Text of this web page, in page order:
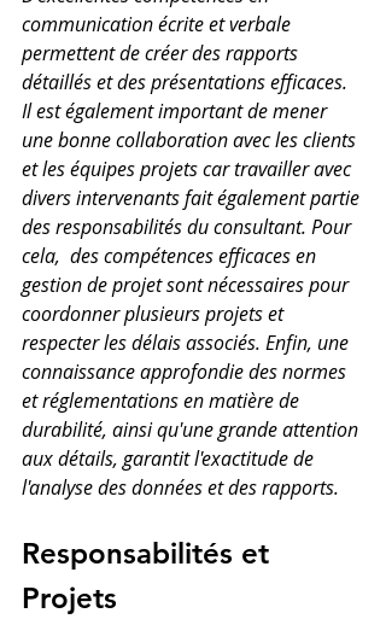
communication écrite et verbale
permettent de créer des rapports
détaillés et des présentations efficaces.
Il est également important de mener
une bonne collaboration avec les clients
et les équipes projets car travailler avec
divers intervenants fait également partie
des responsabilités du consultant. Pour
cela,  des compétences efficaces en
gestion de projet sont nécessaires pour
coordonner plusieurs projets et
respecter les délais associés. Enfin, une
connaissance approfondie des normes
et réglementations en matière de
durabilité, ainsi qu'une grande attention
aux détails, garantit l'exactitude de
l'analyse des données et des rapports.
Responsabilités et
Projets